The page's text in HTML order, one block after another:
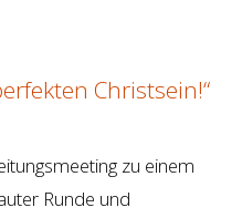
Christsein!“
zu einem
Runde und